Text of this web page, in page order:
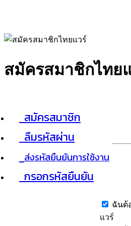
สมัครสมาชิกไทย
สมัครสมาชิก
ลืมรหัสผ่าน
ส่งรหัสยืนยันการใช้งาน
กรอกรหัสยืนยัน
ฉันต้
แวร์